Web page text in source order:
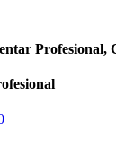
Profesional,